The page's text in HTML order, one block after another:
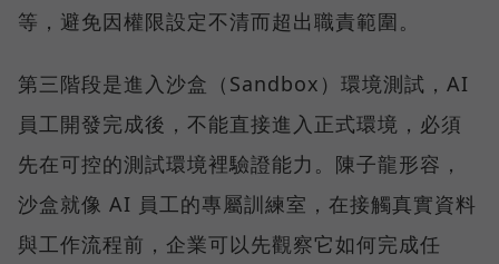
等，避免因權限設定不清而超出職責範圍。
第三階段是進入沙盒（Sandbox）環境測試，AI
員工開發完成後，不能直接進入正式環境，必須
先在可控的測試環境裡驗證能力。陳子龍形容，
沙盒就像 AI 員工的專屬訓練室，在接觸真實資料
與工作流程前，企業可以先觀察它如何完成任